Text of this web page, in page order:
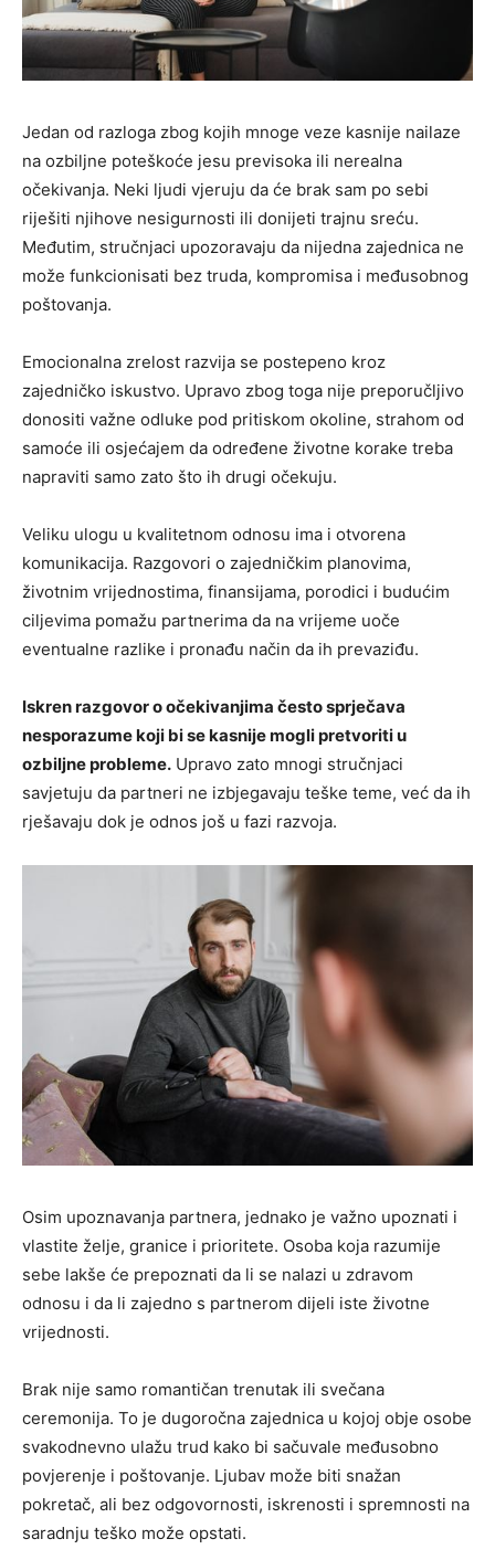
Jedan od razloga zbog kojih mnoge veze kasnije nailaze
na ozbiljne poteškoće jesu previsoka ili nerealna
očekivanja. Neki ljudi vjeruju da će brak sam po sebi
riješiti njihove nesigurnosti ili donijeti trajnu sreću.
Međutim, stručnjaci upozoravaju da nijedna zajednica ne
može funkcionisati bez truda, kompromisa i međusobnog
poštovanja.
Emocionalna zrelost razvija se postepeno kroz
zajedničko iskustvo. Upravo zbog toga nije preporučljivo
donositi važne odluke pod pritiskom okoline, strahom od
samoće ili osjećajem da određene životne korake treba
napraviti samo zato što ih drugi očekuju.
Veliku ulogu u kvalitetnom odnosu ima i otvorena
komunikacija. Razgovori o zajedničkim planovima,
životnim vrijednostima, finansijama, porodici i budućim
ciljevima pomažu partnerima da na vrijeme uoče
eventualne razlike i pronađu način da ih prevaziđu.
Iskren razgovor o očekivanjima često sprječava
nesporazume koji bi se kasnije mogli pretvoriti u
ozbiljne probleme. Upravo zato mnogi stručnjaci
savjetuju da partneri ne izbjegavaju teške teme, već da ih
rješavaju dok je odnos još u fazi razvoja.
Osim upoznavanja partnera, jednako je važno upoznati i
vlastite želje, granice i prioritete. Osoba koja razumije
sebe lakše će prepoznati da li se nalazi u zdravom
odnosu i da li zajedno s partnerom dijeli iste životne
vrijednosti.
Brak nije samo romantičan trenutak ili svečana
ceremonija. To je dugoročna zajednica u kojoj obje osobe
svakodnevno ulažu trud kako bi sačuvale međusobno
povjerenje i poštovanje. Ljubav može biti snažan
pokretač, ali bez odgovornosti, iskrenosti i spremnosti na
saradnju teško može opstati.